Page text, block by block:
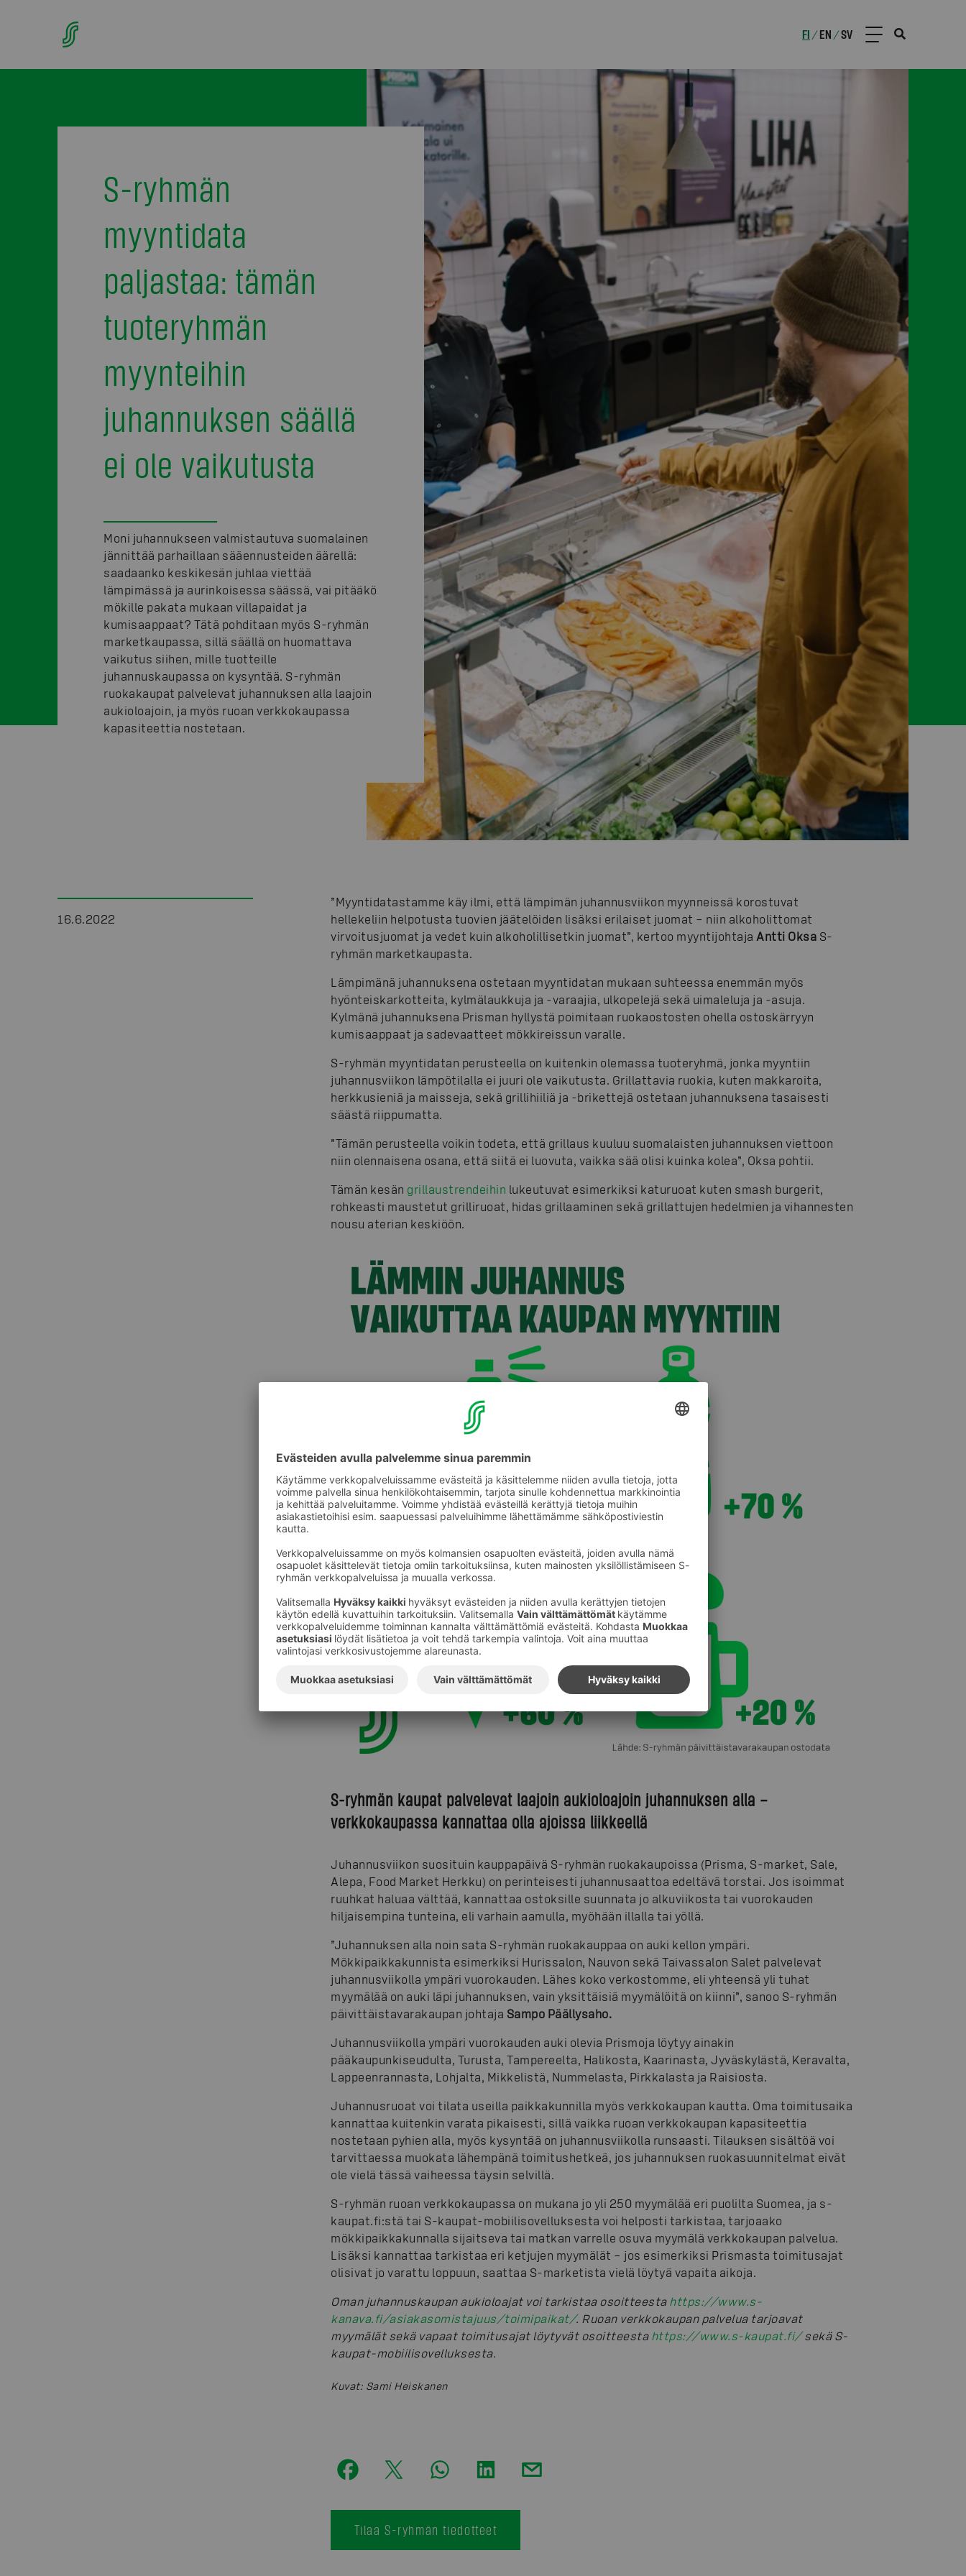
FI /EN /SV
S-ryhmän
myyntidata
paljastaa: tämän
tuoteryhmän
myynteihin
juhannuksen säällä
ei ole vaikutusta
Moni juhannukseen valmistautuva suomalainen
jännittää parhaillaan sääennusteiden äärellä:
saadaanko keskikesän juhlaa viettää
lämpimässä ja aurinkoisessa säässä, vai pitääkö
mökille pakata mukaan villapaidat ja
kumisaappaat? Tätä pohditaan myös S-ryhmän
marketkaupassa, sillä säällä on huomattava
vaikutus siihen, mille tuotteille
juhannuskaupassa on kysyntää. S-ryhmän
ruokakaupat palvelevat juhannuksen alla laajoin
aukioloajoin, ja myös ruoan verkkokaupassa
kapasiteettia nostetaan.
16.6.2022
”Myyntidatastamme käy ilmi, että lämpimän juhannusviikon myynneissä korostuvat
hellekeliin helpotusta tuovien jäätelöiden lisäksi erilaiset juomat – niin alkoholittomat
virvoitusjuomat ja vedet kuin alkoholillisetkin juomat”, kertoo myyntijohtaja Antti Oksa S-
ryhmän marketkaupasta.
Lämpimänä juhannuksena ostetaan myyntidatan mukaan suhteessa enemmän myös
hyönteiskarkotteita, kylmälaukkuja ja -varaajia, ulkopelejä sekä uimaleluja ja -asuja.
Kylmänä juhannuksena Prisman hyllystä poimitaan ruokaostosten ohella ostoskärryyn
kumisaappaat ja sadevaatteet mökkireissun varalle.
S-ryhmän myyntidatan perusteella on kuitenkin olemassa tuoteryhmä, jonka myyntiin
juhannusviikon lämpötilalla ei juuri ole vaikutusta. Grillattavia ruokia, kuten makkaroita,
herkkusieniä ja maisseja, sekä grillihiiliä ja -brikettejä ostetaan juhannuksena tasaisesti
säästä riippumatta.
”Tämän perusteella voikin todeta, että grillaus kuuluu suomalaisten juhannuksen viettoon
niin olennaisena osana, että siitä ei luovuta, vaikka sää olisi kuinka kolea”, Oksa pohtii.
Tämän kesän grillaustrendeihin lukeutuvat esimerkiksi katuruoat kuten smash burgerit,
rohkeasti maustetut grilliruoat, hidas grillaaminen sekä grillattujen hedelmien ja vihannesten
nousu aterian keskiöön.
S-ryhmän kaupat palvelevat laajoin aukioloajoin juhannuksen alla –
verkkokaupassa kannattaa olla ajoissa liikkeellä
Juhannusviikon suosituin kauppapäivä S-ryhmän ruokakaupoissa (Prisma, S-market, Sale,
Alepa, Food Market Herkku) on perinteisesti juhannusaattoa edeltävä torstai. Jos isoimmat
ruuhkat haluaa välttää, kannattaa ostoksille suunnata jo alkuviikosta tai vuorokauden
hiljaisempina tunteina, eli varhain aamulla, myöhään illalla tai yöllä.
”Juhannuksen alla noin sata S-ryhmän ruokakauppaa on auki kellon ympäri.
Mökkipaikkakunnista esimerkiksi Hurissalon, Nauvon sekä Taivassalon Salet palvelevat
juhannusviikolla ympäri vuorokauden. Lähes koko verkostomme, eli yhteensä yli tuhat
myymälää on auki läpi juhannuksen, vain yksittäisiä myymälöitä on kiinni”, sanoo S-ryhmän
päivittäistavarakaupan johtaja Sampo Päällysaho.
Juhannusviikolla ympäri vuorokauden auki olevia Prismoja löytyy ainakin
pääkaupunkiseudulta, Turusta, Tampereelta, Halikosta, Kaarinasta, Jyväskylästä, Keravalta,
Lappeenrannasta, Lohjalta, Mikkelistä, Nummelasta, Pirkkalasta ja Raisiosta.
Juhannusruoat voi tilata useilla paikkakunnilla myös verkkokaupan kautta. Oma toimitusaika
kannattaa kuitenkin varata pikaisesti, sillä vaikka ruoan verkkokaupan kapasiteettia
nostetaan pyhien alla, myös kysyntää on juhannusviikolla runsaasti. Tilauksen sisältöä voi
tarvittaessa muokata lähempänä toimitushetkeä, jos juhannuksen ruokasuunnitelmat eivät
ole vielä tässä vaiheessa täysin selvillä.
S-ryhmän ruoan verkkokaupassa on mukana jo yli 250 myymälää eri puolilta Suomea, ja s-
kaupat.fi:stä tai S-kaupat-mobiilisovelluksesta voi helposti tarkistaa, tarjoaako
mökkipaikkakunnalla sijaitseva tai matkan varrelle osuva myymälä verkkokaupan palvelua.
Lisäksi kannattaa tarkistaa eri ketjujen myymälät – jos esimerkiksi Prismasta toimitusajat
olisivat jo varattu loppuun, saattaa S-marketista vielä löytyä vapaita aikoja.
Oman juhannuskaupan aukioloajat voi tarkistaa osoitteesta https://www.s-
kanava.fi/asiakasomistajuus/toimipaikat/. Ruoan verkkokaupan palvelua tarjoavat
myymälät sekä vapaat toimitusajat löytyvät osoitteesta https://www.s-kaupat.fi/sekä S-
kaupat-mobiilisovelluksesta.
Kuvat: Sami Heiskanen
Tilaa S-ryhmän tiedotteet